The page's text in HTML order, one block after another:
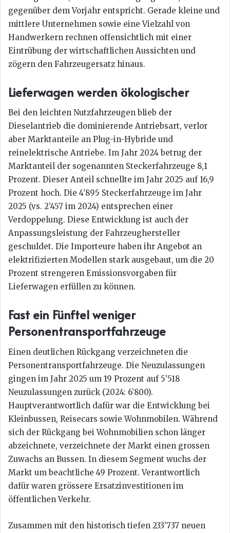
gegenüber dem Vorjahr entspricht. Gerade kleine und
mittlere Unternehmen sowie eine Vielzahl von
Handwerkern rechnen offensichtlich mit einer
Eintrübung der wirtschaftlichen Aussichten und
zögern den Fahrzeugersatz hinaus.
Lieferwagen werden ökologischer
Bei den leichten Nutzfahrzeugen blieb der
Dieselantrieb die dominierende Antriebsart, verlor
aber Marktanteile an Plug-in-Hybride und
reinelektrische Antriebe. Im Jahr 2024 betrug der
Marktanteil der sogenannten Steckerfahrzeuge 8,1
Prozent. Dieser Anteil schnellte im Jahr 2025 auf 16,9
Prozent hoch. Die 4’895 Steckerfahrzeuge im Jahr
2025 (vs. 2’457 im 2024) entsprechen einer
Verdoppelung. Diese Entwicklung ist auch der
Anpassungsleistung der Fahrzeughersteller
geschuldet. Die Importeure haben ihr Angebot an
elektrifizierten Modellen stark ausgebaut, um die 20
Prozent strengeren Emissionsvorgaben für
Lieferwagen erfüllen zu können.
Fast ein Fünftel weniger
Personentransportfahrzeuge
Einen deutlichen Rückgang verzeichneten die
Personentransportfahrzeuge. Die Neuzulassungen
gingen im Jahr 2025 um 19 Prozent auf 5’518
Neuzulassungen zurück (2024: 6’800).
Hauptverantwortlich dafür war die Entwicklung bei
Kleinbussen, Reisecars sowie Wohnmobilen. Während
sich der Rückgang bei Wohnmobilien schon länger
abzeichnete, verzeichnete der Markt einen grossen
Zuwachs an Bussen. In diesem Segment wuchs der
Markt um beachtliche 49 Prozent. Verantwortlich
dafür waren grössere Ersatzinvestitionen im
öffentlichen Verkehr.
Zusammen mit den historisch tiefen 233’737 neuen